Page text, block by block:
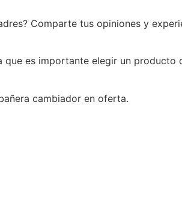
Comparte tus opiniones y
que es importante elegir un producto
cambiador en oferta.